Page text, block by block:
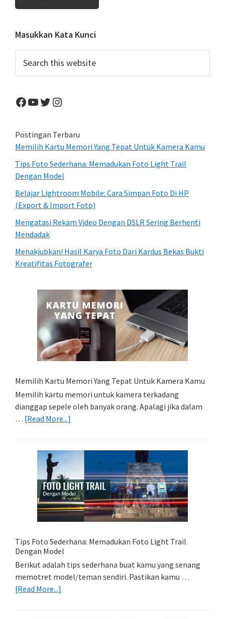
Primary
Sidebar
Masukkan Kata Kunci
this
Facebook
YouTube
Twitter
Instagram
Postingan Terbaru
Memilih Kartu Memori Yang Tepat Untuk Kamera Kamu
Tips Foto Sederhana: Memadukan Foto Light Trail
Dengan Model
Belajar Lightroom Mobile: Cara Simpan Foto Di HP
(Export & Import Foto)
Mengatasi Rekam Video Dengan DSLR Sering Berhenti
Mendadak
Menakjubkan! Hasil Karya Foto Dari Kardus Bekas Bukti
Kreatifitas Fotografer
Memilih Kartu Memori Yang Tepat Untuk Kamera Kamu
Memilih kartu memori untuk kamera terkadang
dianggap sepele oleh banyak orang. Apalagi jika dalam
… [Read More...]
Memori
Tepat
Untuk
Kamera
Kamu
Tips Foto Sederhana: Memadukan Foto Light Trail
Dengan Model
Berikut adalah tips sederhana buat kamu yang senang
memotret model/teman sendiri. Pastikan kamu …
[Read More...]